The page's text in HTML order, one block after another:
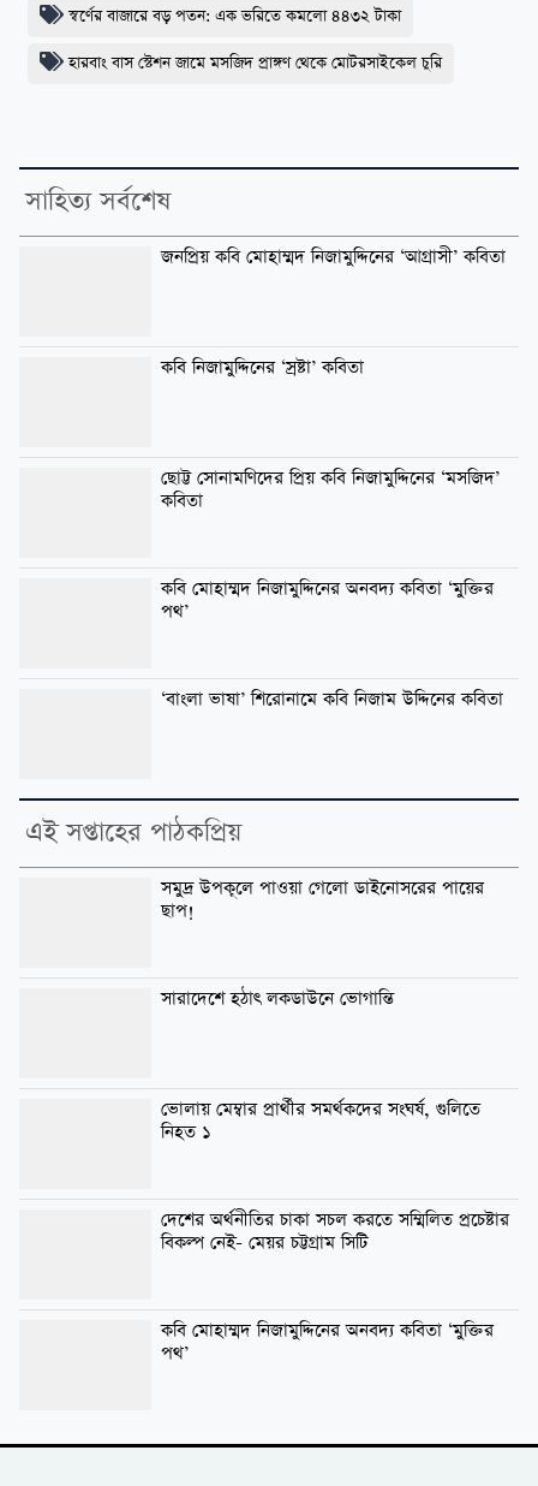
স্বর্ণের বাজারে বড় পতন: এক ভরিতে কমলো ৪৪৩২ টাকা
​হারবাং বাস স্টেশন জামে মসজিদ প্রাঙ্গণ থেকে মোটরসাইকেল চুরি
সাহিত্য সর্বশেষ
জনপ্রিয় কবি মোহাম্মদ নিজামুদ্দিনের ‘আগ্রাসী’ কবিতা
কবি নিজামুদ্দিনের ‘স্রষ্টা’ কবিতা
ছোট্ট সোনামণিদের প্রিয় কবি নিজামুদ্দিনের ‘মসজিদ’
কবিতা
কবি মোহাম্মদ নিজামুদ্দিনের অনবদ্য কবিতা ‘মুক্তির
পথ’
‘বাংলা ভাষা’ শিরোনামে কবি নিজাম উদ্দিনের কবিতা
এই সপ্তাহের পাঠকপ্রিয়
সমুদ্র উপকূলে পাওয়া গেলো ডাইনোসরের পায়ের
ছাপ!
সারাদেশে হঠাৎ লকডাউনে ভোগান্তি
ভোলায় মেম্বার প্রার্থীর সমর্থকদের সংঘর্ষ, গুলিতে
নিহত ১
দেশের অর্থনীতির চাকা সচল করতে সম্মিলিত প্রচেষ্টার
বিকল্প নেই- মেয়র চট্টগ্রাম সিটি
কবি মোহাম্মদ নিজামুদ্দিনের অনবদ্য কবিতা ‘মুক্তির
পথ’